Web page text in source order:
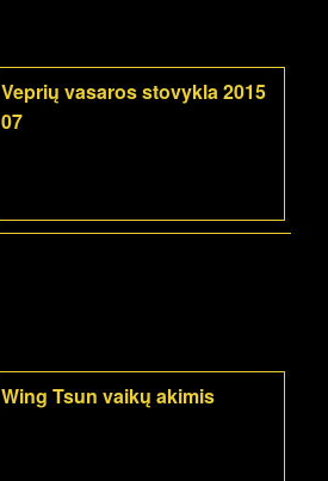
Veprių vasaros stovykla 2015
07
Wing Tsun vaikų akimis